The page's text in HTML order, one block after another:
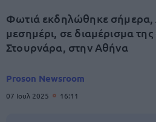
Φωτιά εκδηλώθηκε σήμερα,
μεσημέρι, σε διαμέρισμα
Στουρνάρα, στην Αθήνα
Proson Newsroom
07 Ιουλ 2025 16:11